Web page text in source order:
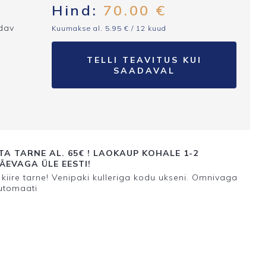
Hind: 70.00 €
Kuumakse al. 5.95€ / 12 kuud
TELLI TEAVITUS KUI
SAADAVAL
TARNE AL. 65€ ! LAOKAUP KOHALE 1-2
ÜLE EESTI!
kiire tarne! Venipaki kulleriga kodu ukseni. Omnivaga